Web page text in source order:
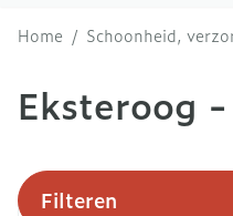
Home / Schoonheid,
Eksteroog
Filteren